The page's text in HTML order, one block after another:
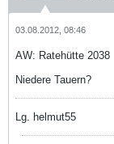
03.08.2012, 08:46
AW: Ratehütte 2038
Niedere Tauern?
Lg. helmut55